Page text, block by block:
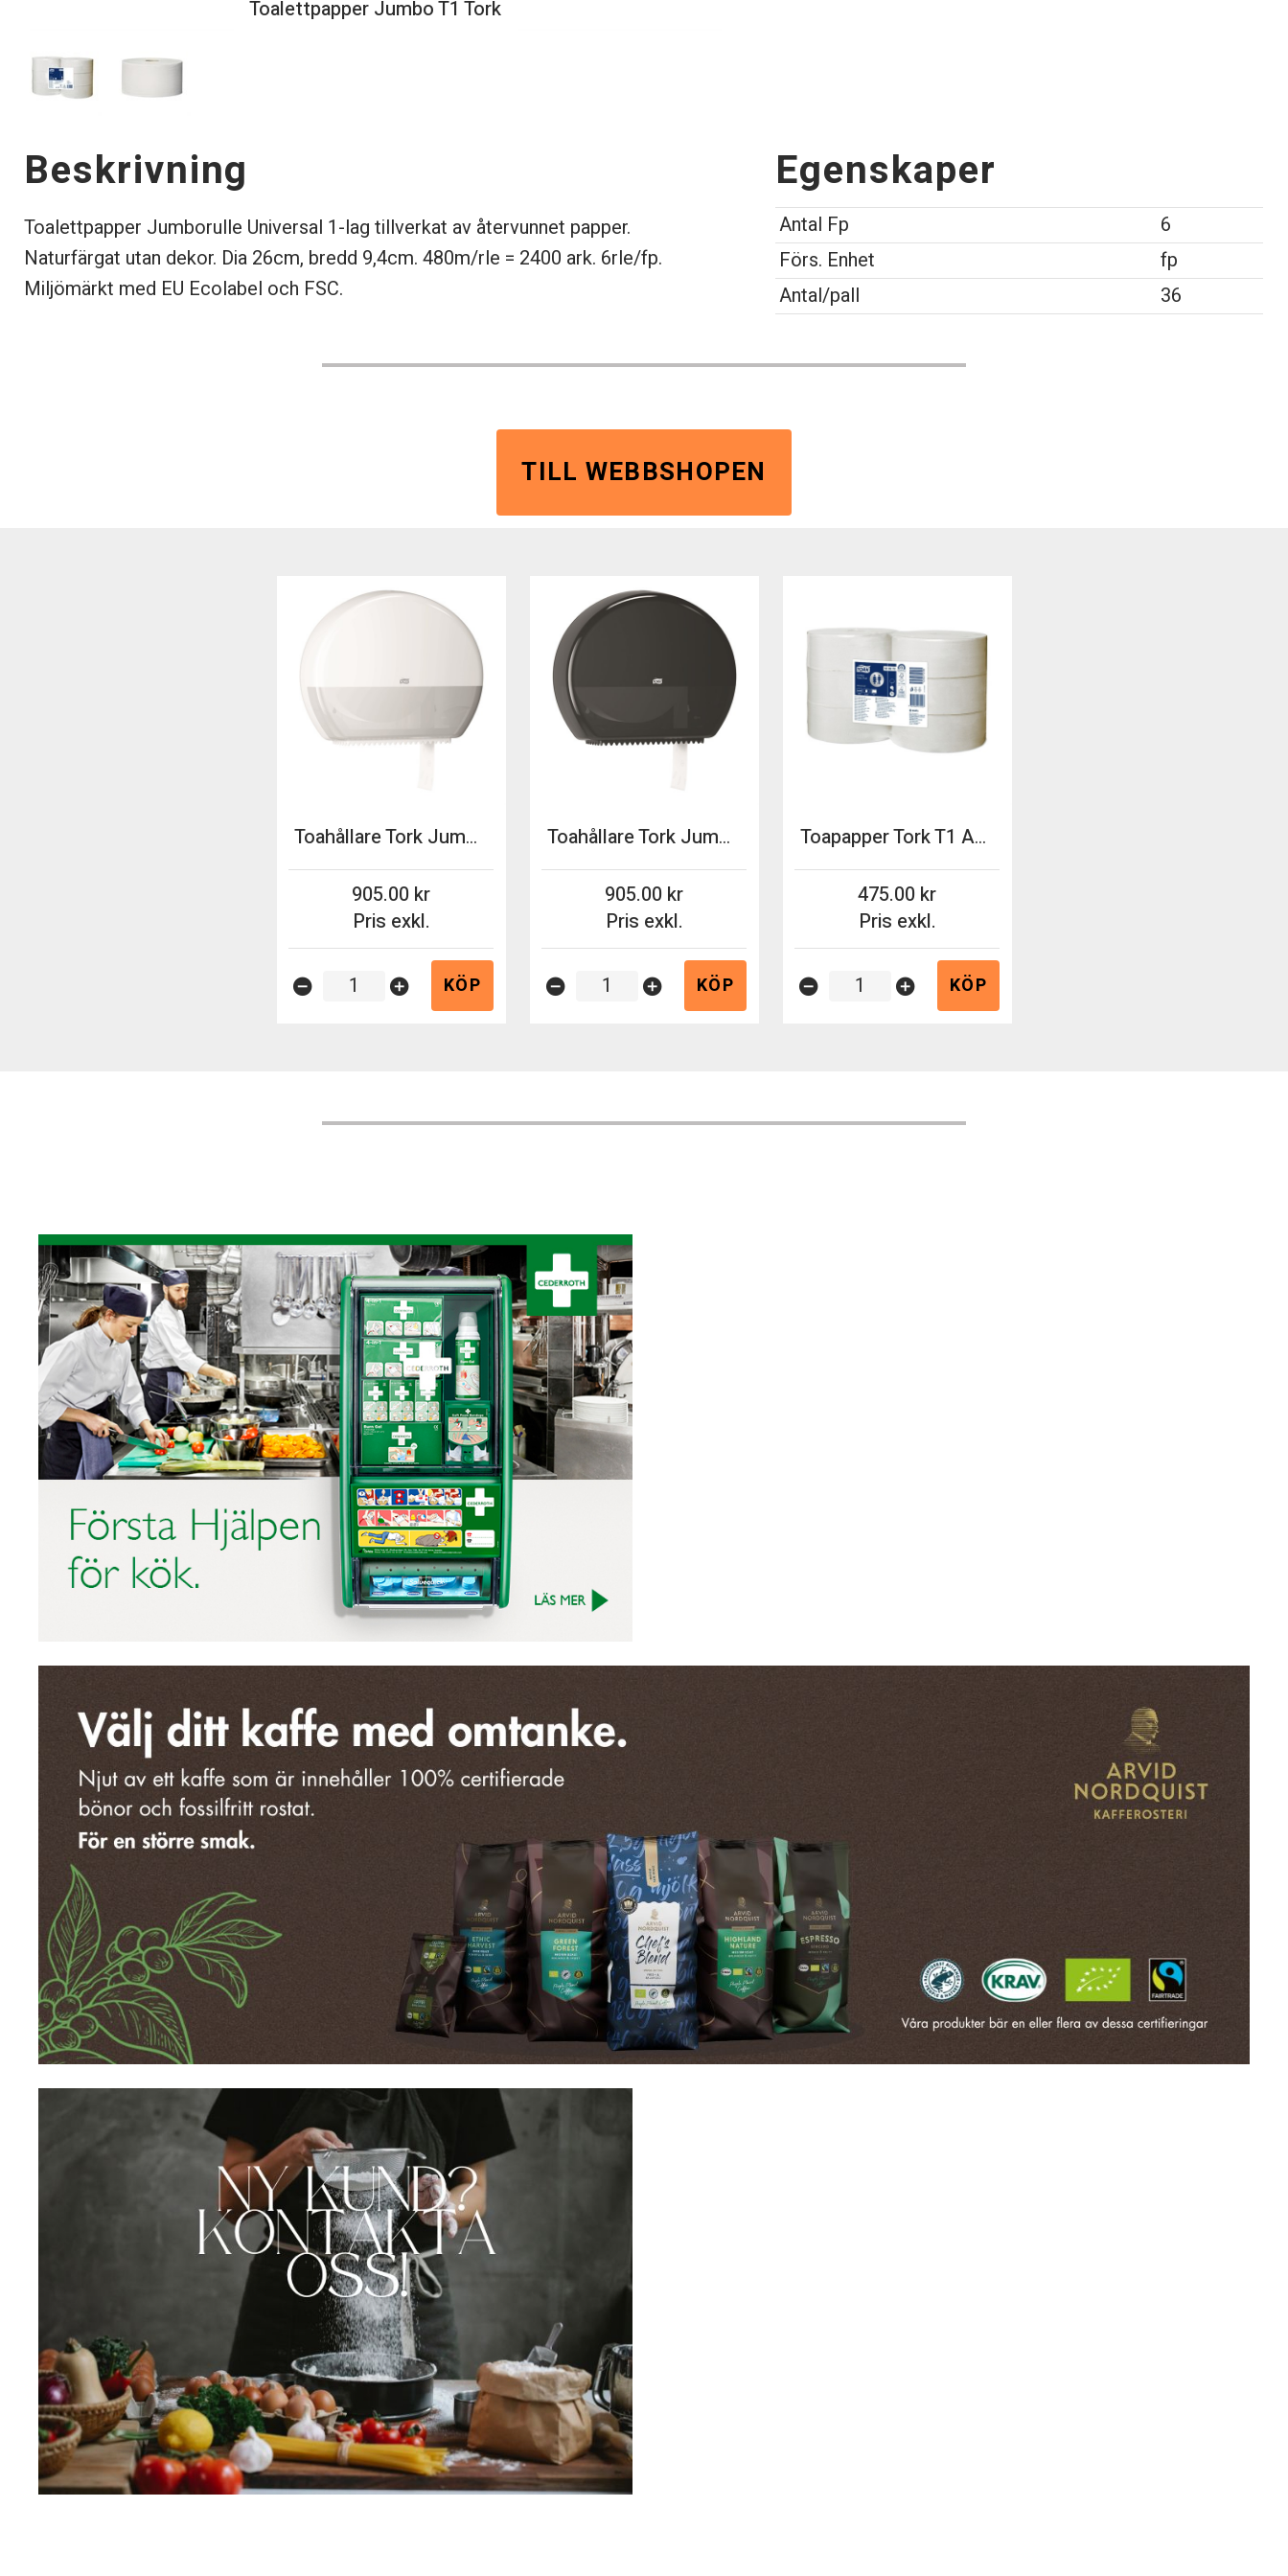
Toalettpapper Jumbo T1 Tork
Beskrivning
Toalettpapper Jumborulle Universal 1-lag tillverkat av återvunnet papper.
Naturfärgat utan dekor. Dia 26cm, bredd 9,4cm. 480m/rle = 2400 ark. 6rle/fp.
Miljömärkt med EU Ecolabel och FSC.
Egenskaper
Antal Fp
6
Förs. Enhet
fp
Antal/pall
36
TILL WEBBSHOPEN
Toahållare Tork Jumbo T1 vit
Pris exkl.
905.00
remove_circle add_circle KÖP
Toahållare Tork Jumbo T1 svart
Pris exkl.
905.00
remove_circle add_circle KÖP
Toapapper Tork T1 Advance Jumbo 6x360m/fp
Pris exkl.
475.00
remove_circle add_circle KÖP